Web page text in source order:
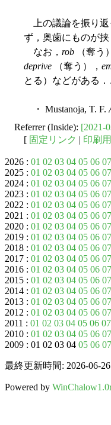
上の議論を振り返
ず，奥歯にものが
なお， rob （奪う
deprive （奪う），
とる）などがある
・ Mustanoja, T. F.
Referrer (Inside): [2021-
[ 固定リンク | 印刷
2026 : 01 02 03 04 05 06 07
2025 : 01 02 03 04 05 06 07
2024 : 01 02 03 04 05 06 07
2023 : 01 02 03 04 05 06 07
2022 : 01 02 03 04 05 06 07
2021 : 01 02 03 04 05 06 07
2020 : 01 02 03 04 05 06 07
2019 : 01 02 03 04 05 06 07
2018 : 01 02 03 04 05 06 07
2017 : 01 02 03 04 05 06 07
2016 : 01 02 03 04 05 06 07
2015 : 01 02 03 04 05 06 07
2014 : 01 02 03 04 05 06 07
2013 : 01 02 03 04 05 06 07
2012 : 01 02 03 04 05 06 07
2011 : 01 02 03 04 05 06 07
2010 : 01 02 03 04 05 06 07
2009 : 01 02 03 04 05 06 07
最終更新時間: 2026-06-
Powered by